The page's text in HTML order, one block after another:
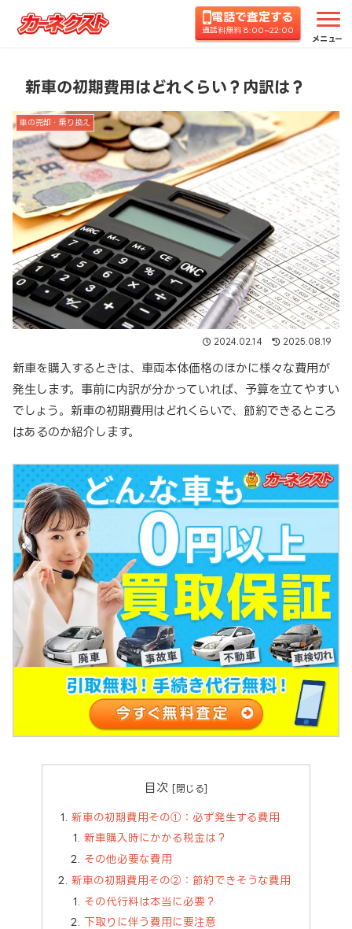
電話で査定する
通話料無料 8:00~22:00
メニュー
ホーム コラムTOP 車の売却・乗り換え 新車の
新車の初期費用はどれくらい？内訳は？
車の売却・乗り換え
2024.02.14 2025.08.19
新車を購入するときは、車両本体価格のほかに様々な費用が
発生します。事前に内訳が分かっていれば、予算を立てやすい
でしょう。新車の初期費用はどれくらいで、節約できるところ
はあるのか紹介します。
目次
新車の初期費用その①：必ず発生する費用
新車購入時にかかる税金は？
その他必要な費用
新車の初期費用その②：節約できそうな費用
その代行料は本当に必要？
下取りに伴う費用に要注意